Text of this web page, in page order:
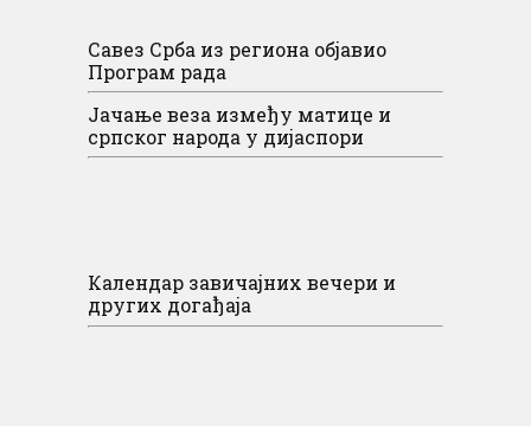
Савез Срба из региона објавио
Програм рада
Јачање веза између матице и
српског народа у дијаспори
Календар завичајних вечери и
других догађаја